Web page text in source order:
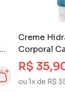
Creme
Corporal
Nas
R$
ou 1x de R$